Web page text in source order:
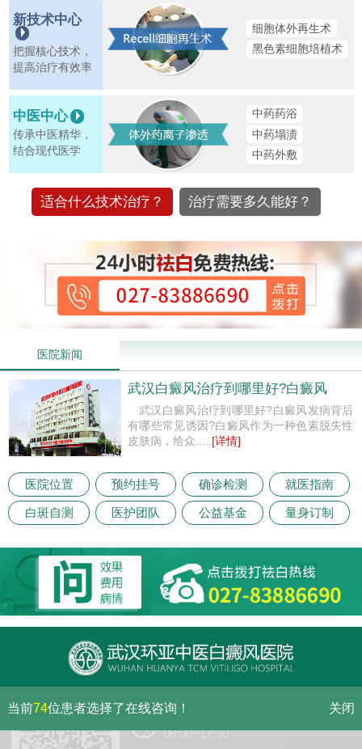
新技术中心
把握核心技术，
提高治疗有效率
细胞体外再生术
黑色素细胞培植术
中医中心
传承中医精华，
结合现代医学
中药药浴
中药塌渍
中药外敷
适合什么技术治疗？ 治疗需要多久能好？
医院新闻
武汉白癜风治疗到哪里好?白癜风
武汉白癜风治疗到哪里好?白癜风发病背后
有哪些常见诱因?白癜风作为一种色素脱失性
皮肤病，给众..... [详情]
医院位置 预约挂号 确诊检测 就医指南
白斑自测 医护团队 公益基金 量身订制
门诊（节假日无休息）
08:00~17:30
当前74位患者选择了在线咨询！ 关闭